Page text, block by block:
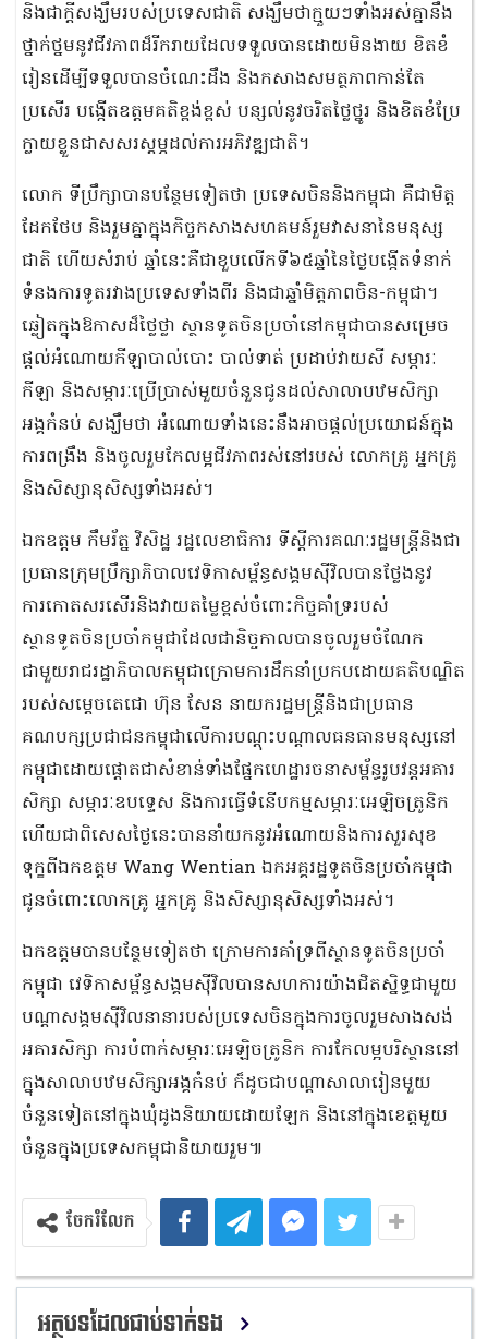
និងជាក្តីសង្ឃឹមរបស់ប្រទេសជាតិ សង្ឃឹមថាក្មួយៗទាំងអស់គ្នានឹង
ថ្នាក់ថ្នមនូវជីវភាពដ៏រីករាយដែលទទួលបានដោយមិនងាយ ខិតខំ
រៀនដើម្បីទទួលបានចំណេះដឹង និងកសាងសមត្ថភាពកាន់តែ
ប្រសើរ បង្កើតឧត្តមគតិខ្ពង់ខ្ពស់ បន្សល់នូវចរិតថ្លៃថ្នូរ និងខិតខំប្រែ
ក្លាយខ្លួនជាសសរស្តម្ភដល់ការអភិវឌ្ឍជាតិ។
លោក ទីប្រឹក្សាបានបន្ថែមទៀតថា ប្រទេសចិននិងកម្ពុជា គឺជាមិត្ត
ដែកថែប និងរួមគ្នាក្នុងកិច្ចកសាងសហគមន៍រួមវាសនានៃមនុស្ស
ជាតិ ហើយសំរាប់ ឆ្នាំនេះគឺជាខួបលើកទី៦៥ឆ្នាំនៃថ្ងៃបង្កើតទំនាក់
ទំនងការទូតរវាងប្រទេសទាំងពីរ និងជាឆ្នាំមិត្តភាពចិន-កម្ពុជា។
ឆ្លៀតក្នុងឱកាសដ៏ថ្លៃថ្លា ស្ថានទូតចិនប្រចាំនៅកម្ពុជាបានសម្រេច
ផ្តល់អំណោយកីឡាបាល់បោះ បាល់ទាត់ ប្រដាប់វាយសី សម្ភារៈ
កីឡា និងសម្ភារៈប្រើប្រាស់មួយចំនួនជូនដល់សាលាបឋមសិក្សា
អង្គកំនប់ សង្ឃឹមថា អំណោយទាំងនេះនឹងអាចផ្តល់ប្រយោជន៍ក្នុង
ការពង្រឹង និងចូលរួមកែលម្អជីវភាពរស់នៅរបស់ លោកគ្រូ អ្នកគ្រូ
និងសិស្សានុសិស្សទាំងអស់។
ឯកឧត្តម កឹមរ័ត្ន វិសិដ្ឋ រដ្ឋលេខាធិការ ទីស្តីការគណៈរដ្ឋមន្ត្រីនិងជា
ប្រធានក្រុមប្រឹក្សាភិបាលវេទិកាសម្ព័ន្ធសង្គមស៊ីវិលបានថ្លែងនូវ
ការកោតសរសើរនិងវាយតម្លៃខ្ពស់ចំពោះកិច្ចគាំទ្ររបស់
ស្ថានទូតចិនប្រចាំកម្ពុជាដែលជានិច្ចកាលបានចូលរួមចំណែក
ជាមួយរាជរដ្ឋាភិបាលកម្ពុជាក្រោមការដឹកនាំប្រកបដោយគតិបណ្ឌិត
របស់សម្តេចតេជោ ហ៊ុន សែន នាយករដ្ឋមន្ត្រីនិងជាប្រធាន
គណបក្សប្រជាជនកម្ពុជាលើការបណ្តុះបណ្តាលធនធានមនុស្សនៅ
កម្ពុជាដោយផ្តោតជាសំខាន់ទាំងផ្នែកហេដ្ឋារចនាសម្ព័ន្ធរូបវន្តអគារ
សិក្សា សម្ភារៈឧបទ្ទេស និងការធ្វើទំនើបកម្មសម្ភារៈអេឡិចត្រូនិក
ហើយជាពិសេសថ្ងៃនេះបាននាំយកនូវអំណោយនិងការសួរសុខ
ទុក្ខពីឯកឧត្តម Wang Wentian ឯកអគ្គរដ្ឋទូតចិនប្រចាំកម្ពុជា
ជូនចំពោះលោកគ្រូ អ្នកគ្រូ និងសិស្សានុសិស្សទាំងអស់។
ឯកឧត្តមបានបន្ថែមទៀតថា ក្រោមការគាំទ្រពីស្ថានទូតចិនប្រចាំ
កម្ពុជា វេទិកាសម្ព័ន្ធសង្គមស៊ីវិលបានសហការយ៉ាងជិតស្និទ្ធជាមួយ
បណ្តាសង្គមស៊ីវិលនានារបស់ប្រទេសចិនក្នុងការចូលរួមសាងសង់
អគារសិក្សា ការបំពាក់សម្ភារៈអេឡិចត្រូនិក ការកែលម្អបរិស្ថាននៅ
ក្នុងសាលាបឋមសិក្សាអង្គកំនប់ ក៏ដូចជាបណ្តាសាលារៀនមួយ
ចំនួនទៀតនៅក្នុងឃុំដូងនិយាយដោយឡែក និងនៅក្នុងខេត្តមួយ
ចំនួនក្នុងប្រទេសកម្ពុជានិយាយរួម៕
ចែករំលែក
អត្ថបទដែលជាប់ទាក់ទង